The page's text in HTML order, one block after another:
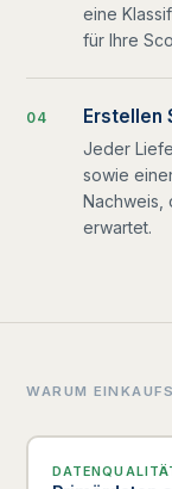
eine
für Ihre
04 Erstellen
Jeder
sowie
Nachweis,
erwartet.
WARUM